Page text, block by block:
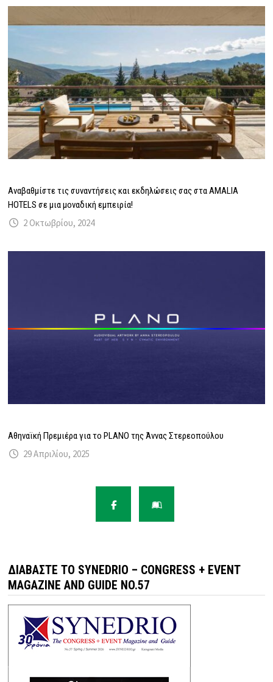
Αναβαθμίστε τις συναντήσεις και εκδηλώσεις σας στα AMALIA
HOTELS σε μια μοναδική εμπειρία!
2 Οκτωβρίου, 2024
Αθηναϊκή Πρεμιέρα για το PLANO της Άννας Στερεοπούλου
29 Απριλίου, 2025
ΔΙΑΒΆΣΤΕ ΤΟ SYNEDRIO – CONGRESS + EVENT
MAGAZINE AND GUIDE NO.57